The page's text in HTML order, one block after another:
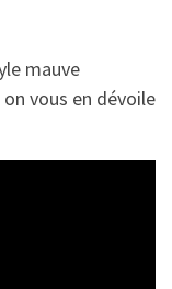
mauve
on vous en dévoile